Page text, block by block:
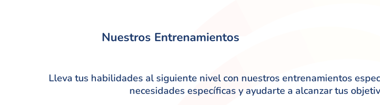
Nuestros Entrenamientos
Lleva tus habilidades al siguiente nivel con nuestros entrenamientos
necesidades específicas y ayudarte a alcanzar tus